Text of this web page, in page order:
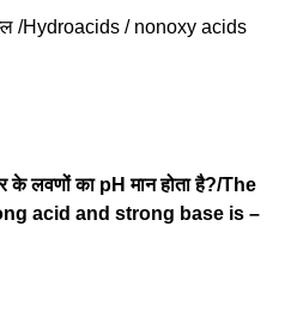
/Hydroacids / nonoxy acids
के लवणों का pH मान होता है?/The
acid and strong base is –